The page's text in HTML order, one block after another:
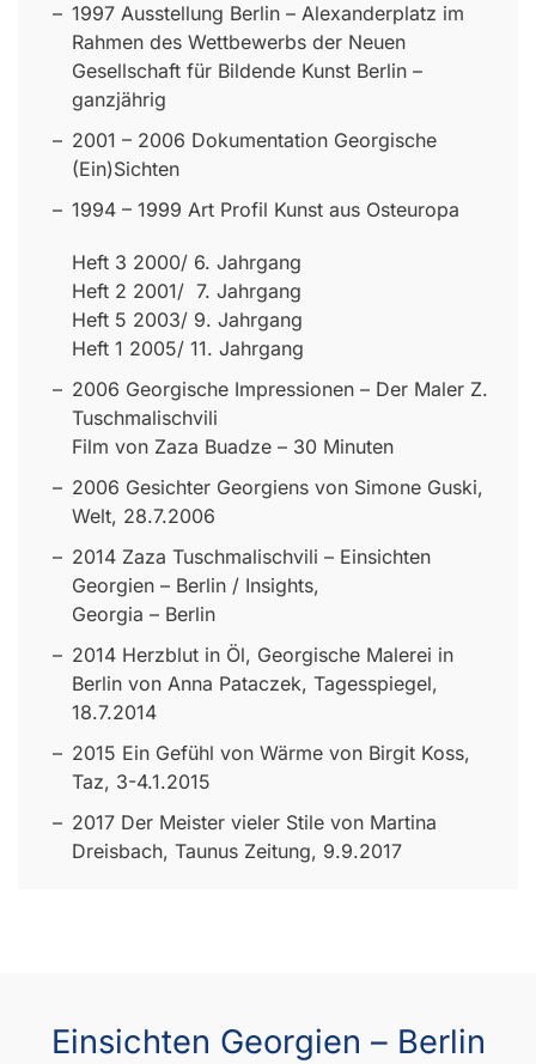
1997 Ausstellung Berlin – Alexanderplatz im
Rahmen des Wettbewerbs der Neuen
Gesellschaft für Bildende Kunst Berlin –
ganzjährig
2001 – 2006 Dokumentation Georgische
(Ein)Sichten
1994 – 1999 Art Profil Kunst aus Osteuropa
Heft 3 2000/ 6. Jahrgang
Heft 2 2001/ 7. Jahrgang
Heft 5 2003/ 9. Jahrgang
Heft 1 2005/ 11. Jahrgang
2006 Georgische Impressionen – Der Maler Z.
Tuschmalischvili
Film von Zaza Buadze – 30 Minuten
2006 Gesichter Georgiens von Simone Guski,
Welt, 28.7.2006
2014 Zaza Tuschmalischvili – Einsichten
Georgien – Berlin / Insights,
Georgia – Berlin
2014 Herzblut in Öl, Georgische Malerei in
Berlin von Anna Pataczek, Tagesspiegel,
18.7.2014
2015 Ein Gefühl von Wärme von Birgit Koss,
Taz, 3-4.1.2015
2017 Der Meister vieler Stile von Martina
Dreisbach, Taunus Zeitung, 9.9.2017
Einsichten Georgien – Berlin